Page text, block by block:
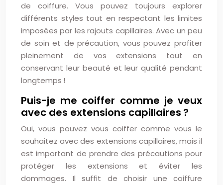
de coiffure. Vous pouvez toujours explorer
différents styles tout en respectant les limites
imposées par les rajouts capillaires. Avec un peu
de soin et de précaution, vous pouvez profiter
pleinement de vos extensions tout en
conservant leur beauté et leur qualité pendant
longtemps !
Puis-je me coiffer comme je veux
avec des extensions capillaires ?
Oui, vous pouvez vous coiffer comme vous le
souhaitez avec des extensions capillaires, mais il
est important de prendre des précautions pour
protéger les extensions et éviter les
dommages. Il suffit de choisir une coiffure